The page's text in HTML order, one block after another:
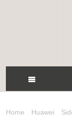
Home Huawei